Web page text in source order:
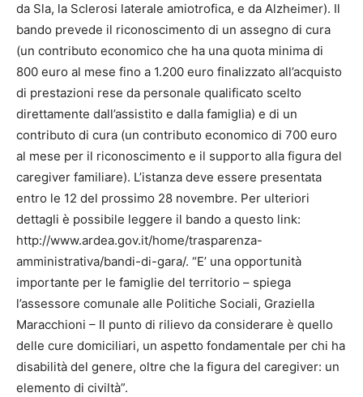
da Sla, la Sclerosi laterale amiotrofica, e da Alzheimer). Il
bando prevede il riconoscimento di un assegno di cura
(un contributo economico che ha una quota minima di
800 euro al mese fino a 1.200 euro finalizzato all’acquisto
di prestazioni rese da personale qualificato scelto
direttamente dall’assistito e dalla famiglia) e di un
contributo di cura (un contributo economico di 700 euro
al mese per il riconoscimento e il supporto alla figura del
caregiver familiare). L’istanza deve essere presentata
entro le 12 del prossimo 28 novembre. Per ulteriori
dettagli è possibile leggere il bando a questo link:
http://www.ardea.gov.it/home/trasparenza-
amministrativa/bandi-di-gara/. “E’ una opportunità
importante per le famiglie del territorio – spiega
l’assessore comunale alle Politiche Sociali, Graziella
Maracchioni – Il punto di rilievo da considerare è quello
delle cure domiciliari, un aspetto fondamentale per chi ha
disabilità del genere, oltre che la figura del caregiver: un
elemento di civiltà”.